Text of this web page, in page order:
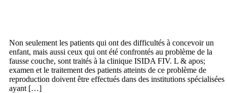
Non seulement les patients qui ont des difficultés à concevoir un
enfant, mais aussi ceux qui ont été confrontés au problème de la
fausse couche, sont traités à la clinique ISIDA FIV. L & apos;
examen et le traitement des patients atteints de ce problème de
reproduction doivent être effectués dans des institutions spécialisées
ayant […]